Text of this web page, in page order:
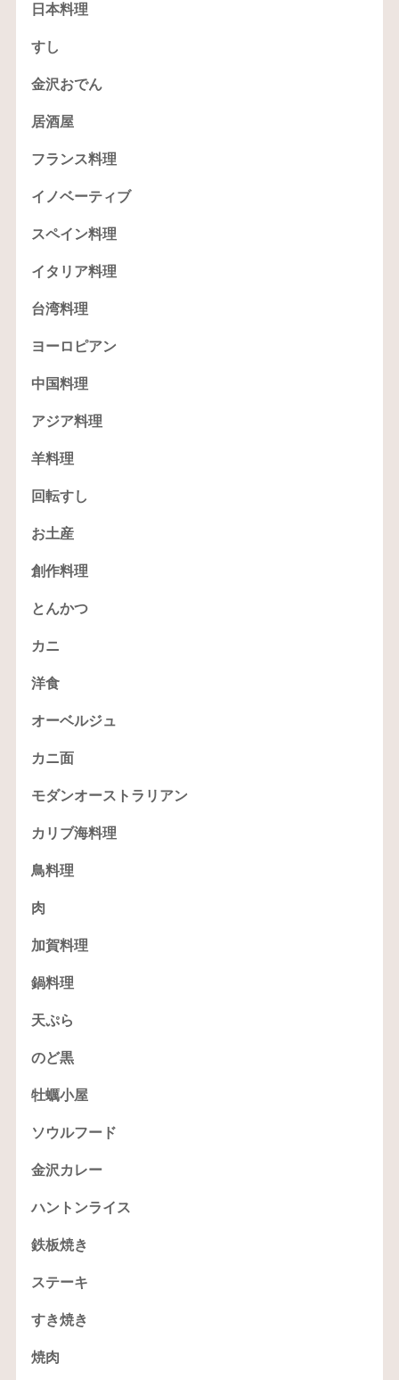
日本料理
すし
金沢おでん
居酒屋
フランス料理
イノベーティブ
スペイン料理
イタリア料理
台湾料理
ヨーロピアン
中国料理
アジア料理
羊料理
回転すし
お土産
創作料理
とんかつ
カニ
洋食
オーベルジュ
カニ面
モダンオーストラリアン
カリブ海料理
鳥料理
肉
加賀料理
鍋料理
天ぷら
のど黒
牡蠣小屋
ソウルフード
金沢カレー
ハントンライス
鉄板焼き
ステーキ
すき焼き
焼肉